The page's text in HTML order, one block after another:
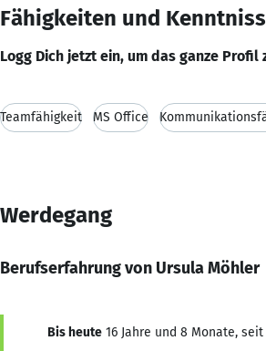
Fähigkeiten und
Logg Dich jetzt ein, um das ganze Profil
Teamfähigkeit MS Office
Werdegang
Berufserfahrung von Ursula Möhler
Bis heute 16 Jahre und 8 Monate, seit